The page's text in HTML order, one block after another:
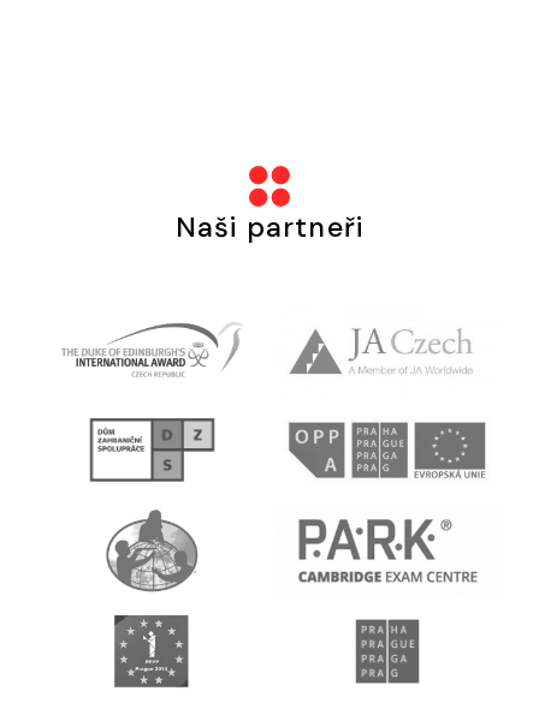
Naši partneři